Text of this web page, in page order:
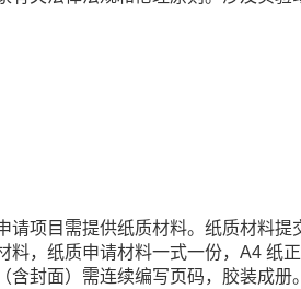
项目需提供纸质材料。纸质材料提
，纸质申请材料一式一份，A4 纸
封面）需连续编写页码，胶装成册。